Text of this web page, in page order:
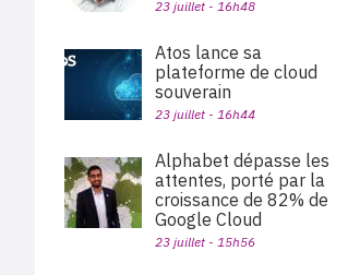
23 juillet - 16h48
Atos lance sa
plateforme de cloud
souverain
23 juillet - 16h44
Alphabet dépasse les
attentes, porté par la
croissance de 82% de
Google Cloud
23 juillet - 15h56